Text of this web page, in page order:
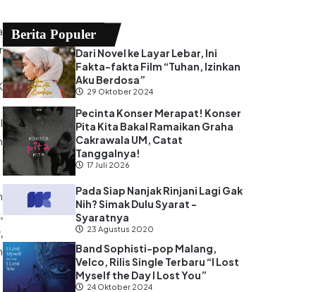
,
Berita Populer
Dari Novel ke Layar Lebar, Ini
Fakta-fakta Film “Tuhan, Izinkan
Aku Berdosa”
29 Oktober 2024
Pecinta Konser Merapat! Konser
Pita Kita Bakal Ramaikan Graha
Cakrawala UM, Catat
Tanggalnya!
17 Juli 2026
Pada Siap Nanjak Rinjani Lagi Gak
Nih? Simak Dulu Syarat -
Syaratnya
23 Agustus 2020
Band Sophisti-pop Malang,
Velco, Rilis Single Terbaru “I Lost
Myself the Day I Lost You”
24 Oktober 2024